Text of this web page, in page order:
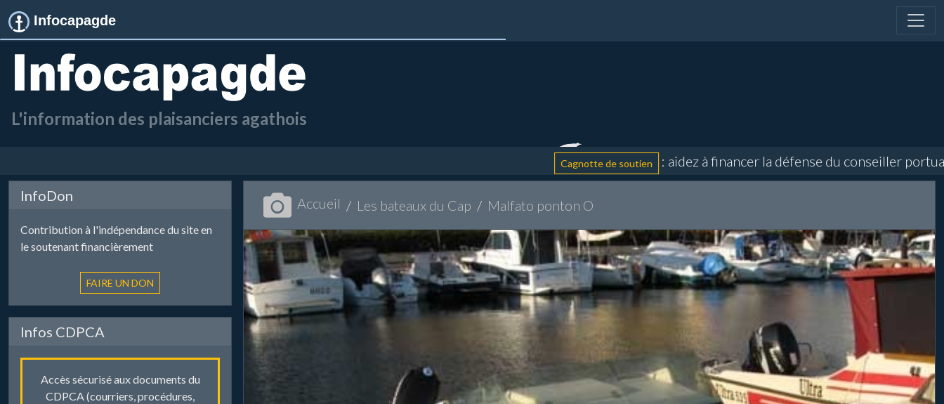
Infocapagde
L'information des plaisanciers agathois
Cagnotte de soutien : aidez à financer la défense du conseiller portuaire et
InfoDon
Contribution à l'indépendance du site en
le soutenant financièrement
Infos CDPCA
Accès sécurisé aux documents du
CDPCA (courriers, procédures,
Accueil Les bateaux du Cap Malfato ponton O